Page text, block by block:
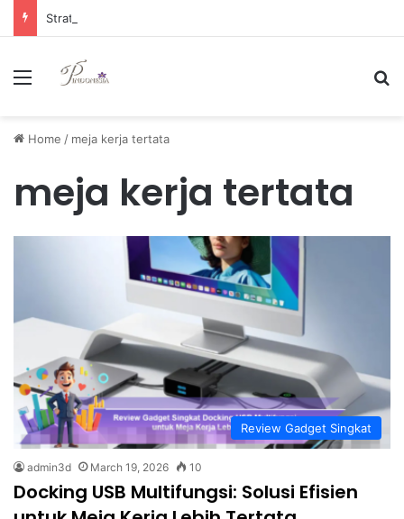
Menu
Home / meja kerja tertata
meja kerja tertata
Review Gadget Singkat
admin3d March 19, 2026 10
Docking USB Multifungsi: Solusi Efisien